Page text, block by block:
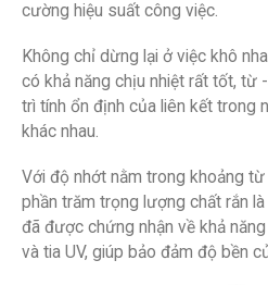
cường hiệu suất công việc.
Không chỉ dừng lại ở việc khô
có khả năng chịu nhiệt rất tốt, từ
trì tính ổn định của liên kết trong
khác nhau.
Với độ nhớt nằm trong khoảng
phần trăm trọng lượng chất rắn
đã được chứng nhận về khả
và tia UV, giúp bảo đảm độ bền